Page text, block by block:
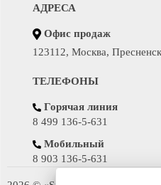
АДРЕСА
Офис продаж
123112, Москва,
ТЕЛЕФОНЫ
Горячая линия
8 499 136-5-631
Мобильный
8 903 136-5-631